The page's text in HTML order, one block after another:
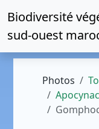
Biodiversité
sud-ouest
Photos